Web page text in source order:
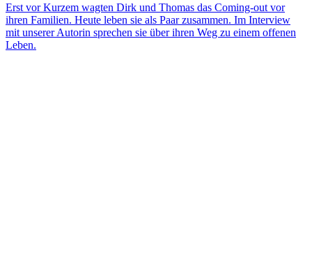
Erst vor Kurzem wagten Dirk und Thomas das Coming-out vor
ihren Familien. Heute leben sie als Paar zusammen. Im Interview
mit unserer Autorin sprechen sie über ihren Weg zu einem offenen
Leben.